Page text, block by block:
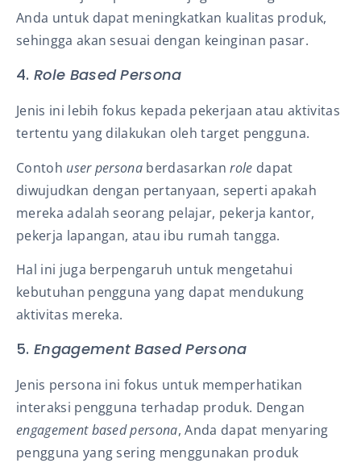
Anda untuk dapat meningkatkan kualitas produk,
sehingga akan sesuai dengan keinginan pasar.
4. Role Based Persona
Jenis ini lebih fokus kepada pekerjaan atau aktivitas
tertentu yang dilakukan oleh target pengguna.
Contoh user persona berdasarkanrole dapat
diwujudkan dengan pertanyaan, seperti apakah
mereka adalah seorang pelajar, pekerja kantor,
pekerja lapangan, atau ibu rumah tangga.
Hal ini juga berpengaruh untuk mengetahui
kebutuhan pengguna yang dapat mendukung
aktivitas mereka.
5. Engagement Based Persona
Jenis persona ini fokus untuk memperhatikan
interaksi pengguna terhadap produk. Dengan
engagement based persona, Anda dapat menyaring
pengguna yang sering menggunakan produk